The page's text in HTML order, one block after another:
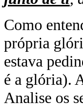
Como
própria
estava
é a glória).
Analise os